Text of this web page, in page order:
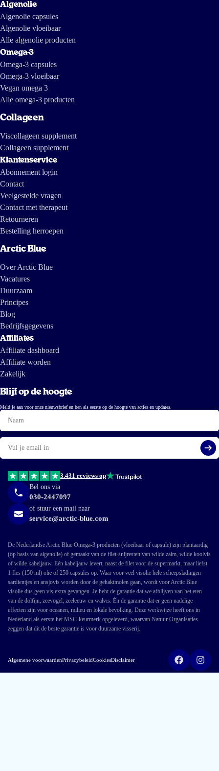
Algenolie
Algenolie capsules
Algenolie vloeibaar
Alle algenolie producten
Omega-3
Omega-3 capsules
Omega-3 vloeibaar
Vegan omega 3
Alle omega-3 producten
Collageen
Viscollageen supplement
Collageen supplement
Klantenservice
Abonnement login
Contact
Veelgestelde vragen
Contact met therapeut
Retourneren
Bestelling herroepen
Arctic Blue
Over Arctic Blue
Vacatures
Duurzaam
Principes
Blog
Bedrijfsgegevens
Affiliates
Affiliate dashboard
Affiliate worden
Zakelijk
Blijf op de hoogte
Meld je aan voor onze nieuwsbrief en ben als eerste op de hoogte van acties en updates.
Naam
E-
mail
3.431 reviews op
Bel ons via
030-2447097
of stuur een mail naar
service@arctic-blue.com
De Nederlandse Arctic Blue Omega-3 producten (vloeibaar of capsule) zijn plantaardig
(op basis van algenolie) of gemaakt van de filet-snijresten van wilde zalm, wilde koolvis
of wilde kabeljauw. Eén kabeljauw levert, naast de filet voor de supermarkt, maar liefst
1 fles (150 ml) olie of 250 capsules op. Waar voor veel visolie hele scheepsladingen
sardientjes en ansjovis worden door de gehaktmolen gaan, wordt voor Arctic Blue
visolie dus geen vis extra gevangen. Je hebt de garantie dat we afblijven van het eten
van de dolfijn, zeevogel, zeeleeuw en walvis. Én de garantie dat er geen nadelige
effecten zijn voor oceanen, milieu en lokale bevolking. Deze werkwijze heeft ons in
Nederland als eerste het MSC-keurmerk opgeleverd, waarvan Natuur Organisaties
zeggen dat dit de beste garantie is voor duurzame visserij.
Algemene voorwaardenPrivacybeleidCookiesDisclaimer